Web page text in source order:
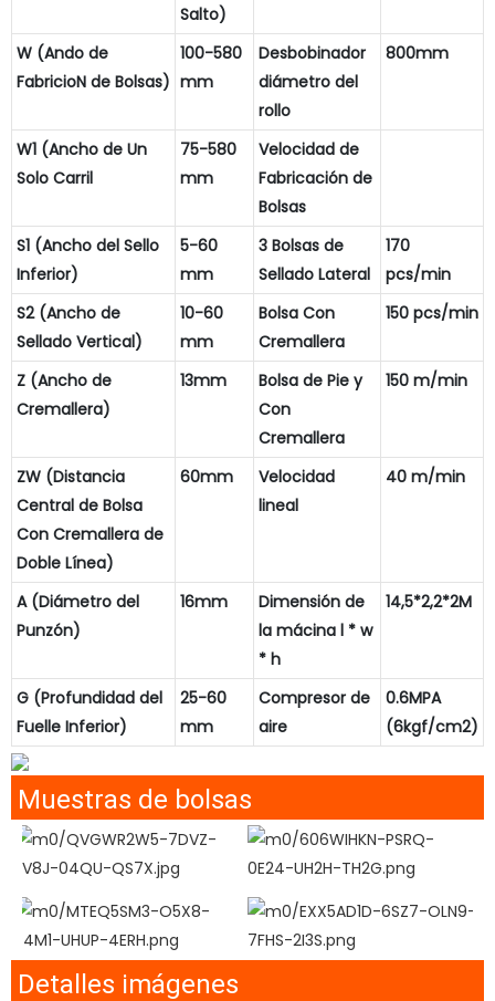
Salto)
W (Ando de
FabricioN de Bolsas)
100-580
mm
Desbobinador
diámetro del
rollo
800mm
W1 (Ancho de Un
Solo Carril
75-580
mm
Velocidad de
Fabricación de
Bolsas
S1 (Ancho del Sello
Inferior)
5-60
mm
3 Bolsas de
Sellado Lateral
170
pcs/min
S2 (Ancho de
Sellado Vertical)
10-60
mm
Bolsa Con
Cremallera
150 pcs/min
Z (Ancho de
Cremallera)
13mm
Bolsa de Pie y
Con
Cremallera
150 m/min
ZW (Distancia
Central de Bolsa
Con Cremallera de
Doble Línea)
60mm
Velocidad
lineal
40 m/min
A (Diámetro del
Punzón)
16mm
Dimensión de
la mácina l * w
* h
14,5*2,2*2M
G (Profundidad del
Fuelle Inferior)
25-60
mm
Compresor de
aire
0.6MPA
(6kgf/cm2)
Muestras de bolsas
Detalles imágenes